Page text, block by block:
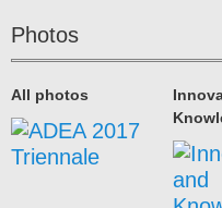
Photos
All photos